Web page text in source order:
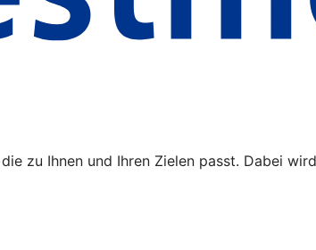
zu Ihnen und Ihren Zielen passt. Dabei